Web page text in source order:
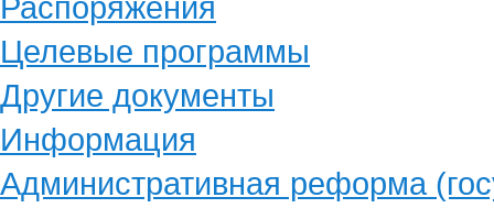
Целевые программы
Другие документы
Информация
Административная реформа